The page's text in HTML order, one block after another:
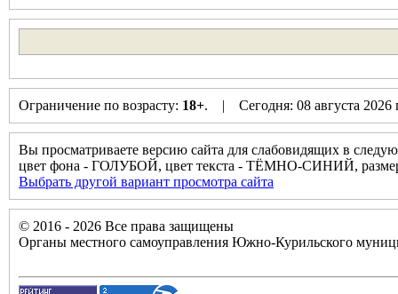
Ограничение по возрасту: 18+. | Сегодня: 08 августа
Вы просматриваете версию сайта для слабовидящих в
цвет фона - ГОЛУБОЙ, цвет текста - ТЁМНО-СИНИЙ,
Выбрать другой вариант просмотра сайта
© 2016 - 2026 Все права защищены
Органы местного самоуправления Южно-Курильского